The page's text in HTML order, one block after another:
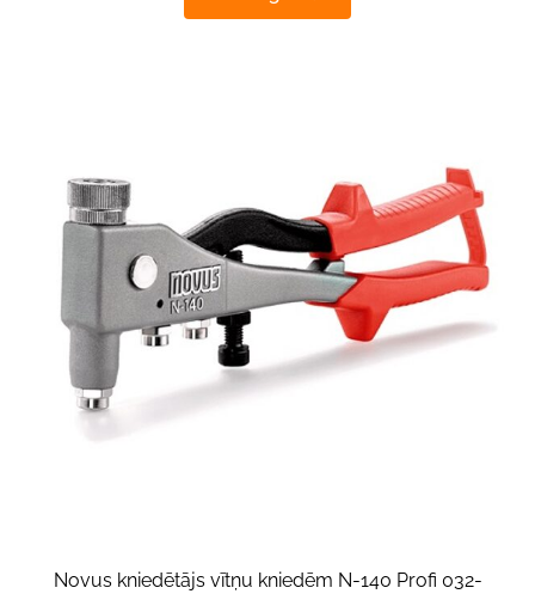
Novus kniedētājs vītņu kniedēm N-140 Profi 032-